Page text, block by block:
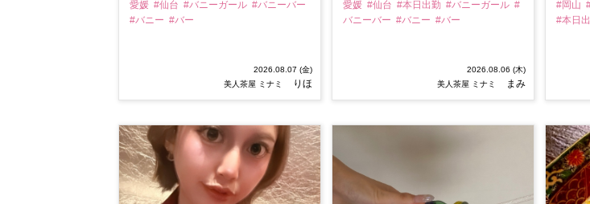
愛媛 #仙台 #バニーガール #バニーバー
#バニー #バー
2026.08.07 (金)
美人茶屋 ミナミ
りほ
愛媛 #仙台 #本日出勤 #バニーガール #
バニーバー #バニー #バー
2026.08.06 (木)
美人茶屋 ミナミ
まみ
#岡山
#本日